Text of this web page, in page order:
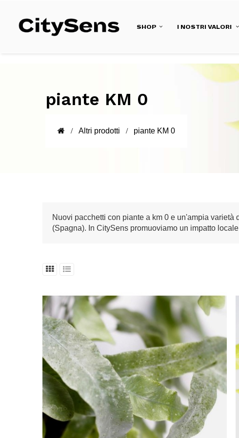
SHOP I NOSTRI VALORI
piante KM 0
Altri prodotti piante KM 0
Nuovi pacchetti con piante a km 0 e un'ampia
(Spagna). In CitySens promuoviamo un impatto